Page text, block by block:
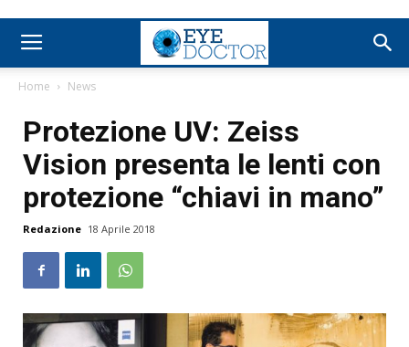
Home News
Protezione UV: Zeiss
Vision presenta le lenti con
protezione “chiavi in mano”
Redazione 18 Aprile 2018